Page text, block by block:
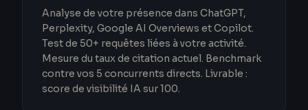
Analyse de votre présence dans ChatGPT,
Perplexity, Google AI Overviews et Copilot.
Test de 50+ requêtes liées à votre activité.
Mesure du taux de citation actuel. Benchmark
contre vos 5 concurrents directs. Livrable :
score de visibilité IA sur 100.